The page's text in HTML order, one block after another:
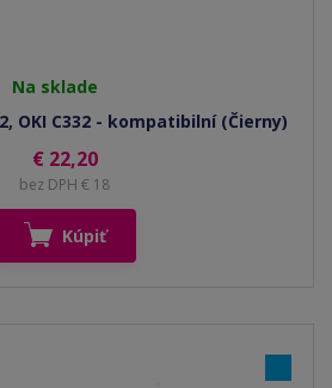
Na sklade
OKI C332 - kompatibilní (Čierny)
€ 22,20
bez DPH € 18
Kúpiť